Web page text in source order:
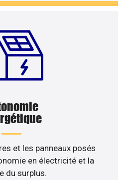
et les panneaux posés
en électricité et la
du surplus.